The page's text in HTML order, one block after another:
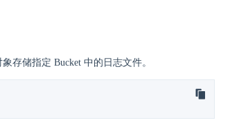
存储指定 Bucket 中的日志文件。